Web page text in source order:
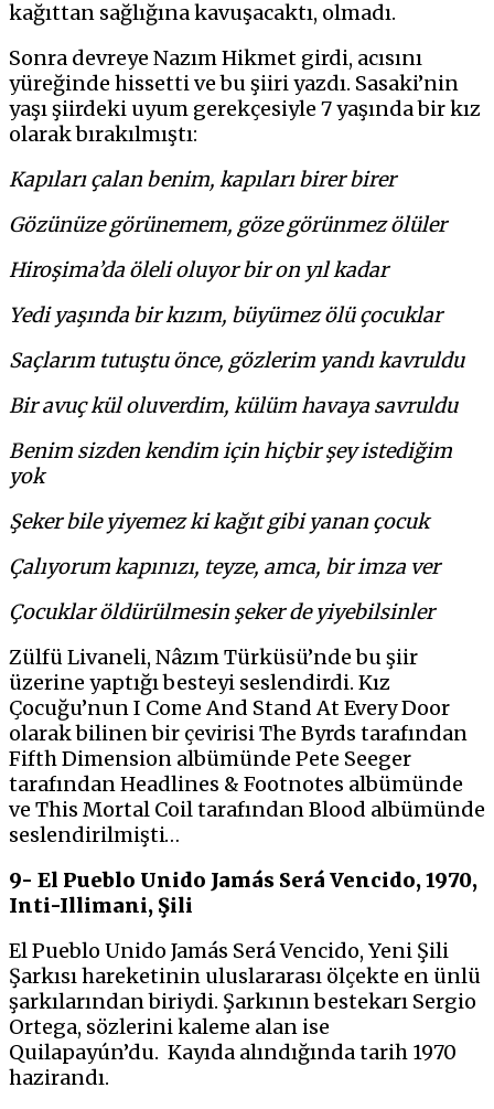
kağıttan sağlığına kavuşacaktı, olmadı.
Sonra devreye Nazım Hikmet girdi, acısını
yüreğinde hissetti ve bu şiiri yazdı. Sasaki’nin
yaşı şiirdeki uyum gerekçesiyle 7 yaşında bir kız
olarak bırakılmıştı:
Kapıları çalan benim, kapıları birer birer
Gözünüze görünemem, göze görünmez ölüler
Hiroşima’da öleli oluyor bir on yıl kadar
Yedi yaşında bir kızım, büyümez ölü çocuklar
Saçlarım tutuştu önce, gözlerim yandı kavruldu
Bir avuç kül oluverdim, külüm havaya savruldu
Benim sizden kendim için hiçbir şey istediğim
yok
Şeker bile yiyemez ki kağıt gibi yanan çocuk
Çalıyorum kapınızı, teyze, amca, bir imza ver
Çocuklar öldürülmesin şeker de yiyebilsinler
Zülfü Livaneli, Nâzım Türküsü’nde bu şiir
üzerine yaptığı besteyi seslendirdi. Kız
Çocuğu’nun I Come And Stand At Every Door
olarak bilinen bir çevirisi The Byrds tarafından
Fifth Dimension albümünde Pete Seeger
tarafından Headlines & Footnotes albümünde
ve This Mortal Coil tarafından Blood albümünde
seslendirilmişti…
9- El Pueblo Unido Jamás Será Vencido, 1970,
Inti-Illimani, Şili
El Pueblo Unido Jamás Será Vencido, Yeni Şili
Şarkısı hareketinin uluslararası ölçekte en ünlü
şarkılarından biriydi. Şarkının bestekarı Sergio
Ortega, sözlerini kaleme alan ise
Quilapayún’du. Kayıda alındığında tarih 1970
hazirandı.